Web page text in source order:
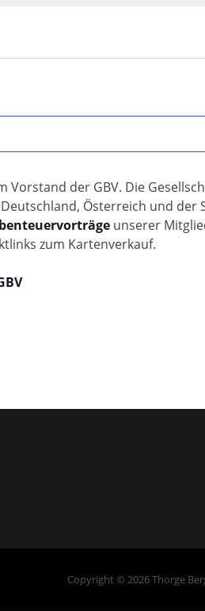
Vorstand der GBV. Die
Österreich und der
unserer
zum Kartenverkauf.
Copyright © 2026 Thorge